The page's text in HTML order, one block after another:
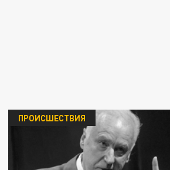
ПРОИСШЕСТВИЯ